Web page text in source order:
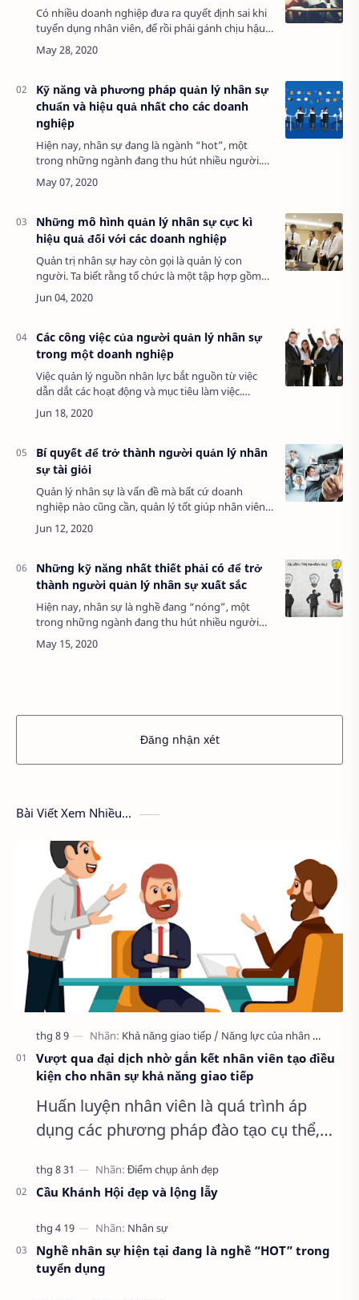
Có nhiều doanh nghiệp đưa ra quyết định sai khi
tuyển dụng nhân viên, để rồi phải gánh chịu hậu
quả không hề nhỏ, có khi còn vượt khỏi tầm kiểm
soát. Tránh được những sai lầm dưới …
Kỹ năng và phương pháp quản lý nhân sự
chuẩn và hiệu quả nhất cho các doanh
nghiệp
Hiện nay, nhân sự đang là ngành “hot”, một
trong những ngành đang thu hút nhiều người.
Với sự phát triển của Việt Nam hiện tại cộng với
sự đầu tư của các tập đoàn lớn của nước ngoà…
Những mô hình quản lý nhân sự cực kì
hiệu quả đối với các doanh nghiệp
Quản trị nhân sự hay còn gọi là quản lý con
người. Ta biết rằng tổ chức là một tập hợp gồm
rất nhiều cá nhân, gồm nhiều tính cách, thói
quen, năng lực đa dạng,khác nhau.Quản trị nh…
Các công việc của người quản lý nhân sự
trong một doanh nghiệp
Việc quản lý nguồn nhân lực bắt nguồn từ việc
dẫn dắt các hoạt động và mục tiêu làm việc.
Người làm công việc quản lý nhân sự sẽ chịu
trách nhiệm phát triển các quy trình và hỗ trợ…
Bí quyết để trở thành người quản lý nhân
sự tài giỏi
Quản lý nhân sự là vấn đề mà bất cứ doanh
nghiệp nào cũng cần, quản lý tốt giúp nhân viên
muốn gắn bó lâu dài,hứng khởi làm việc, nhưng
nếu không quản lý tốt dễ dẫn đến tân lý hoan…
Những kỹ năng nhất thiết phải có để trở
thành người quản lý nhân sự xuất sắc
Hiện nay, nhân sự là nghề đang “nóng”, một
trong những ngành đang thu hút nhiều người
tham gia. Với sự phát triển của Việt Nam hiện tại
cộng với sự đầu tư của các tập đoàn lớn của …
Đăng nhận xét
Bài Viết Xem Nhiều...
Vượt qua đại dịch nhờ gắn kết nhân viên tạo điều
kiện cho nhân sự khả năng giao tiếp
Huấn luyện nhân viên là quá trình áp
dụng các phương pháp đào tạo cụ thể,
viên và định hướng nhận thức. Đồng t…
Cầu Khánh Hội đẹp và lộng lẫy
Nghề nhân sự hiện tại đang là nghề “HOT” trong
tuyển dụng